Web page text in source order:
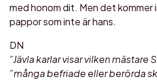
med honom dit. Men det kommer
pappor som inte är hans.
DN
”Jävla karlar visar vilken mästare
”många befriade eller berörda